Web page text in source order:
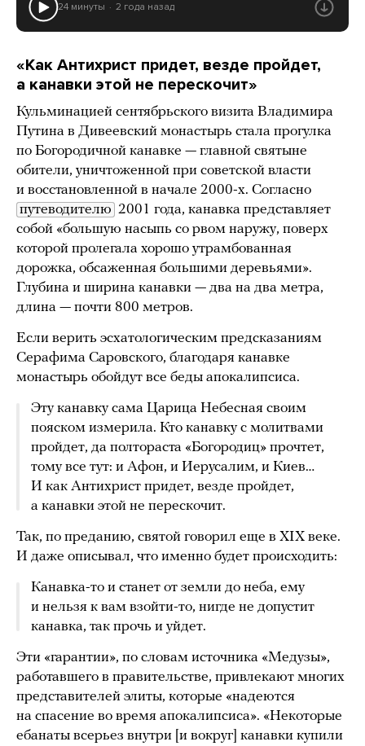
24 минуты 2 года назад
«Как Антихрист придет, везде пройдет,
а канавки этой не перескочит»
Кульминацией сентябрьского визита Владимира
Путина в Дивеевский монастырь стала прогулка
по Богородичной канавке — главной святыне
обители, уничтоженной при советской власти
и восстановленной в начале 2000-х. Согласно
путеводителю 2001 года, канавка представляет
собой «большую насыпь со рвом наружу, поверх
которой пролегала хорошо утрамбованная
дорожка, обсаженная большими деревьями».
Глубина и ширина канавки — два на два метра,
длина — почти 800 метров.
Если верить эсхатологическим предсказаниям
Серафима Саровского, благодаря канавке
монастырь обойдут все беды апокалипсиса.
Эту канавку сама Царица Небесная своим
пояском измерила. Кто канавку с молитвами
пройдет, да полтораста «Богородиц» прочтет,
тому все тут: и Афон, и Иерусалим, и Киев…
И как Антихрист придет, везде пройдет,
а канавки этой не перескочит.
Так, по преданию, святой говорил еще в XIX веке.
И даже описывал, что именно будет происходить:
Канавка-то и станет от земли до неба, ему
и нельзя к вам взойти-то, нигде не допустит
канавка, так прочь и уйдет.
Эти «гарантии», по словам источника «Медузы»,
работавшего в правительстве, привлекают многих
представителей элиты, которые «надеются
на спасение во время апокалипсиса». «Некоторые
ебанаты всерьез внутри [и вокруг] канавки купили